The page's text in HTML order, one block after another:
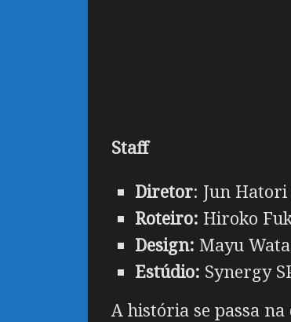
Staff
Diretor: Jun
Roteiro: Hiroko
Design: Mayu
Estúdio: Synergy
A história se passa